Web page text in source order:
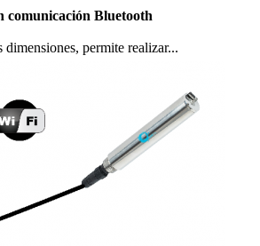
comunicación Bluetooth
dimensiones, permite realizar...